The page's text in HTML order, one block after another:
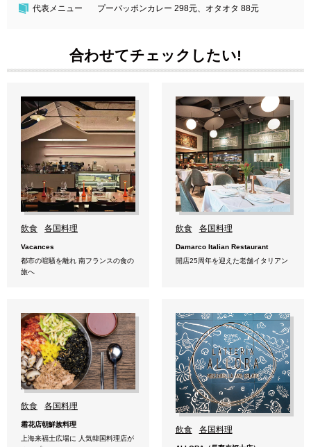
代表メニュー プーパッポンカレー 298元、オタオタ 88元
合わせてチェックしたい!
飲食 各国料理
Vacances
都市の喧騒を離れ 南フランスの食の
旅へ
飲食 各国料理
Damarco Italian Restaurant
開店25周年を迎えた老舗イタリアン
飲食 各国料理
霜花店朝鮮族料理
上海来福士広場に 人気韓国料理店が
飲食 各国料理